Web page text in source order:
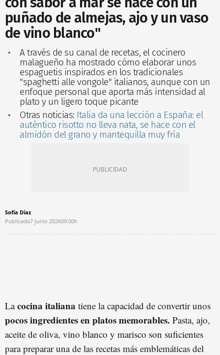
puñado de almejas, ajo y un vaso
de vino blanco"
A través de su canal de recetas, el cocinero
malagueño ha mostrado cómo elaborar unos
espaguetis inspirados en los tradicionales
"spaghetti alle vongole" italianos, aunque con un
enfoque personal que aporta más intensidad al
plato y un ligero toque picante
Otras noticias: Italia da una lección a España: el
auténtico risotto no lleva nata, se hace con el
almidón del grano y mantequilla muy fría
Sofía Díaz
Publicada7 junio 202609:00h
Lacocina italiana tiene la capacidad de convertir unos
pocos ingredientes en platos memorables. Pasta, ajo,
aceite de oliva, vino blanco y marisco son suficientes
para preparar una de las recetas más emblemáticas del